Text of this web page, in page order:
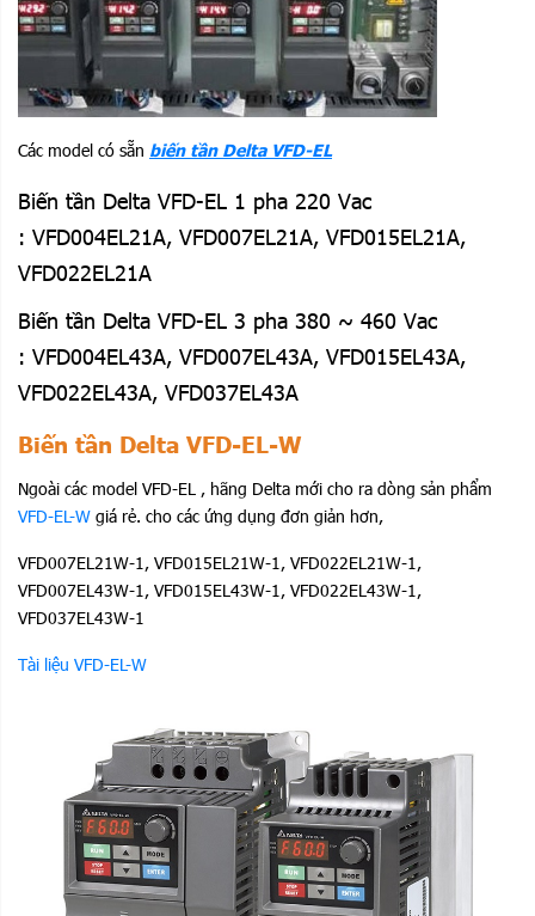
Các model có sẵn biến tần Delta VFD-EL
Biến tần Delta VFD-EL 1 pha 220 Vac
: VFD004EL21A, VFD007EL21A, VFD015EL21A,
VFD022EL21A
Biến tần Delta VFD-EL 3 pha 380 ~ 460 Vac
: VFD004EL43A, VFD007EL43A, VFD015EL43A,
VFD022EL43A, VFD037EL43A
Biến tần Delta VFD-EL-W
Ngoài các model VFD-EL , hãng Delta mới cho ra dòng sản phẩm
VFD-EL-W giá rẻ. cho các ứng dụng đơn giản hơn,
VFD007EL21W-1, VFD015EL21W-1, VFD022EL21W-1,
VFD007EL43W-1, VFD015EL43W-1, VFD022EL43W-1,
VFD037EL43W-1
Tài liệu VFD-EL-W